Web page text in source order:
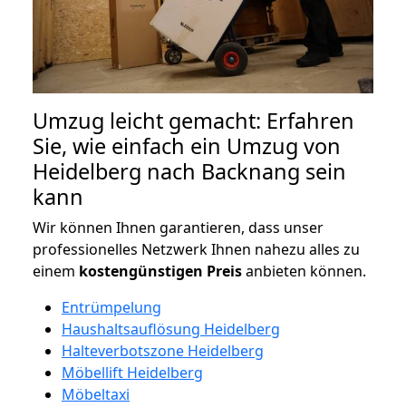
Umzug leicht gemacht: Erfahren
Sie, wie einfach ein Umzug von
Heidelberg nach Backnang sein
kann
Wir können Ihnen garantieren, dass unser
professionelles Netzwerk Ihnen nahezu alles zu
einem kostengünstigen Preisanbieten können.
Entrümpelung
Haushaltsauflösung Heidelberg
Halteverbotszone Heidelberg
Möbellift Heidelberg
Möbeltaxi